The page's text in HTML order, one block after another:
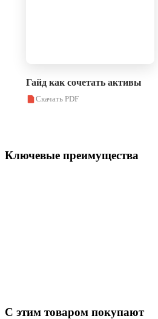
Гайд как сочетать активы
Скачать PDF
Ключевые преимущества
С этим товаром покупают